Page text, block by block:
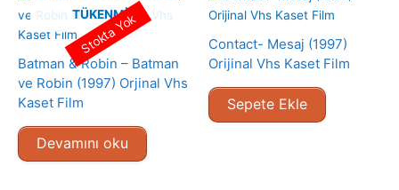
TÜKENMIŞ
Batman & Robin – Batman
ve Robin (1997) Orjinal Vhs
Kaset Film
Devamını oku
Stokta Yok
Contact- Mesaj (1997)
Orijinal Vhs Kaset Film
Sepete Ekle